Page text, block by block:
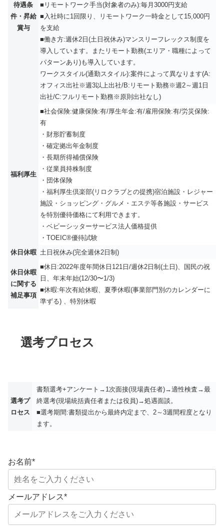
待遇条
件・昇給
賞与
■リモートワーク手当(対象者のみ):毎月3000円支給
■入社時に1回限り、リモートワーク一時金として15,000円
を支給
■働き方:週休2日(土日祝休み)マンスリーフレックス制度を
導入しています。またリモート勤務(エリア・職種によって
パターンあり)も導入しています。
ワークスタイル(通勤スタイル):案件によって異なります(A:
オフィス出社※週3以上出社/B:リモート勤務※週2～週1日
出社/C:フルリモート勤務※原則出社なし)
福利厚生
■社会保険:健康保険:有/厚⽣年⾦:有/雇⽤保険:有/労災保険:
有
・財形貯蓄制度
・確定拠出年金制度
・長期所得補償保険
・従業員持株制度
・団体保険
・福利厚生倶楽部(リロクラブとの提携)宿泊施設・レジャー
施設・ショッピング・グルメ・エステ等各施設・サービス
を特別優待価格にて利用できます。
・ベビーシッターサービス法人価格提供
・TOEIC®優待試験
休日休暇 土日祝休み(完全週休2日制)
休日休暇
に関する
補足事項
■休日:2022年度年間休日121日/週休2⽇制(土日)、国⺠の祝
⽇、年末年始(12/30〜1/3)
■休暇:年次有給休暇、夏季休暇(事業部⾨別のカレンダーに
準ずる) 、特別休暇
選考プロセス
選考プ
ロセス
書類選考+アンケート→1次面接(現場責任者)→適性検査→最
終選考(現場統括責任者または役員)→処遇面談。
■選考期間:書類提出から最終内定まで、2～3週間程度となり
ます。
お名前*
メールアドレス*